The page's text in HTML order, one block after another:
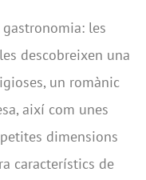
les
descobreixen una
un romànic
així com unes
dimensions
característics de